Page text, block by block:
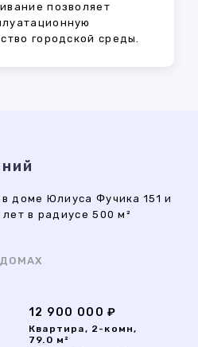
позволяет
городской среды.
доме Юлиуса Фучика 151 и
в радиусе 500 м²
12 900 000 ₽
Квартира, 2-комн,
79.0 м²